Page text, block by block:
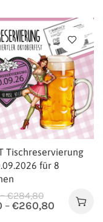
Tischreservierung
für 8
–€284,80
– €260,80